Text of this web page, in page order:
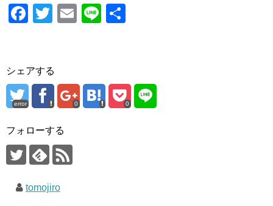
F
e
b
o
o
k
T
er
E
Li
シェアする
error 0 0
フォローする
tomojiro